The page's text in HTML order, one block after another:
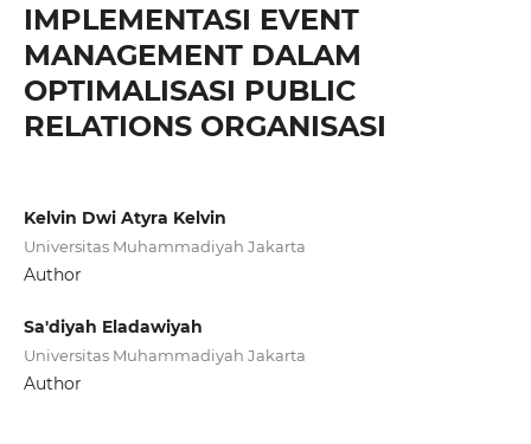
IMPLEMENTASI EVENT
MANAGEMENT DALAM
OPTIMALISASI PUBLIC
RELATIONS ORGANISASI
Kelvin Dwi Atyra Kelvin
Universitas Muhammadiyah Jakarta
Author
Sa'diyah Eladawiyah
Universitas Muhammadiyah Jakarta
Author